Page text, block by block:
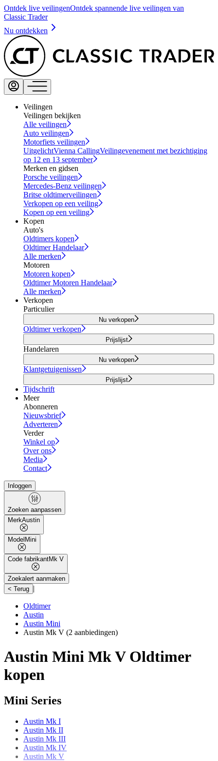
Ontdek live veilingenOntdek spannende live veilingen van
Classic Trader
Nu ontdekken
Veilingen
Veilingen bekijken
Alle veilingen
Auto veilingen
Motorfiets veilingen
UitgelichtVienna CallingVeilingevenement met bezichtiging
op 12 en 13 september
Merken en gidsen
Porsche veilingen
Mercedes-Benz veilingen
Britse oldtimerveilingen
Verkopen op een veiling
Kopen op een veiling
Kopen
Auto's
Oldtimers kopen
Oldtimer Handelaar
Alle merken
Motoren
Motoren kopen
Oldtimer Motoren Handelaar
Alle merken
Verkopen
Particulier
Nu verkopen
Oldtimer verkopen
Prijslijst
Handelaren
Nu verkopen
Klantgetuigenissen
Prijslijst
Tijdschrift
Meer
Abonneren
Nieuwsbrief
Adverteren
Verder
Winkel op
Over ons
Media
Contact
Inloggen
Zoeken aanpassen
MerkAustin
Model Mini
Code fabrikantMk V
Zoekalert aanmaken
< Terug |
Oldtimer
Austin
Austin Mini
Austin Mk V (2 aanbiedingen)
Austin Mini Mk V Oldtimer
kopen
Mini Series
Austin Mk I
Austin Mk II
Austin Mk III
Austin Mk IV
Austin Mk V